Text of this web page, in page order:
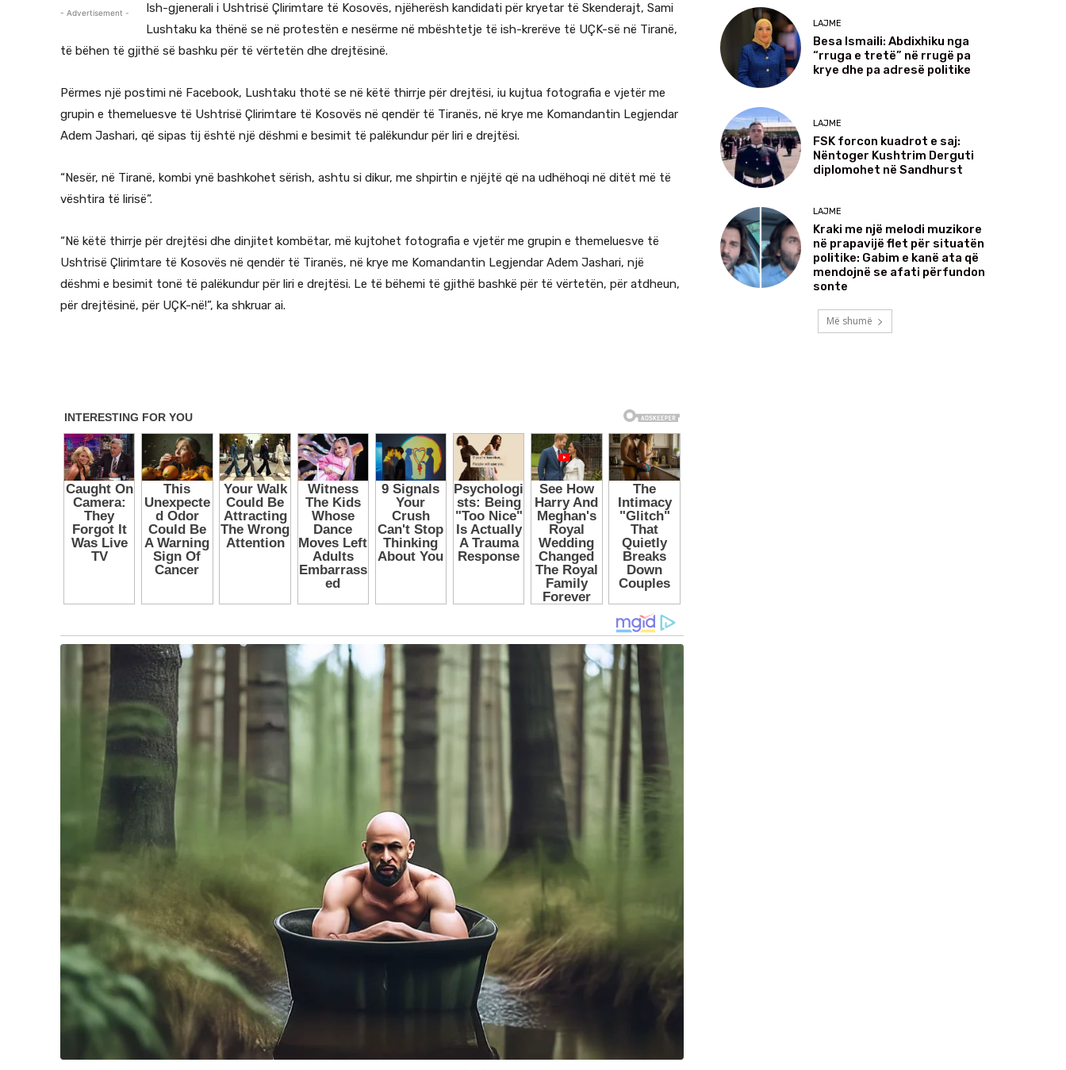
- Advertisement -
Ish-gjenerali i Ushtrisë Çlirimtare të Kosovës, njëherësh kandidati për kryetar të Skenderajt, Sami
Lushtaku ka thënë se në protestën e nesërme në mbështetje të ish-krerëve të UÇK-së në Tiranë,
të bëhen të gjithë së bashku për të vërtetën dhe drejtësinë.
Përmes një postimi në Facebook, Lushtaku thotë se në këtë thirrje për drejtësi, iu kujtua fotografia e vjetër me
grupin e themeluesve të Ushtrisë Çlirimtare të Kosovës në qendër të Tiranës, në krye me Komandantin Legjendar
Adem Jashari, që sipas tij është një dëshmi e besimit të palëkundur për liri e drejtësi.
“Nesër, në Tiranë, kombi ynë bashkohet sërish, ashtu si dikur, me shpirtin e njëjtë që na udhëhoqi në ditët më të
vështira të lirisë”.
“Në këtë thirrje për drejtësi dhe dinjitet kombëtar, më kujtohet fotografia e vjetër me grupin e themeluesve të
Ushtrisë Çlirimtare të Kosovës në qendër të Tiranës, në krye me Komandantin Legjendar Adem Jashari, një
dëshmi e besimit tonë të palëkundur për liri e drejtësi. Le të bëhemi të gjithë bashkë për të vërtetën, për atdheun,
për drejtësinë, për UÇK-në!”, ka shkruar ai.
LAJME
Besa Ismaili: Abdixhiku nga
“rruga e tretë” në rrugë pa
krye dhe pa adresë politike
LAJME
FSK forcon kuadrot e saj:
Nëntoger Kushtrim Derguti
diplomohet në Sandhurst
LAJME
Kraki me një melodi muzikore
në prapavijë flet për situatën
politike: Gabim e kanë ata që
mendojnë se afati përfundon
sonte
Më shumë